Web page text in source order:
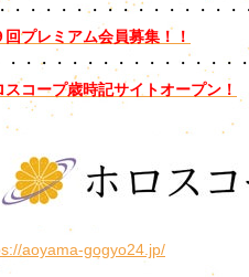
・・・・・・・・・・・・・・・
回プレミアム会員募集！！
・・・・・・・・・・・・・・・・
スコープ歳時記サイトオープン！
aoyama-gogyo24.jp/